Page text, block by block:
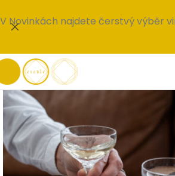
PRODÁNO
V Novinkách najdete čerstvý výběr